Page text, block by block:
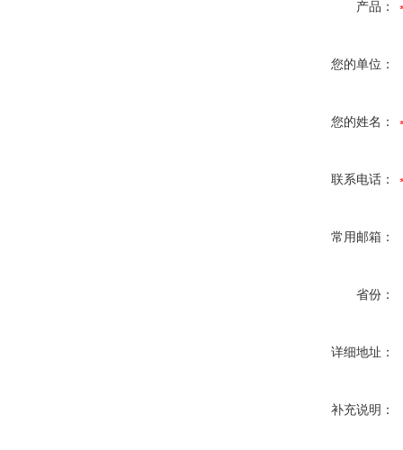
产品：
您的单位：
您的姓名：
联系电话：
常用邮箱：
省份：
详细地址：
补充说明：